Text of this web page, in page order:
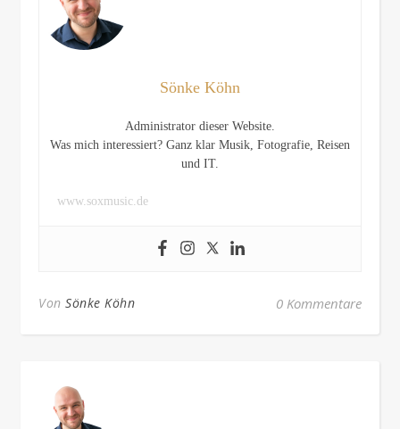
Sönke Köhn
Administrator dieser Website.
Was mich interessiert? Ganz klar Musik, Fotografie, Reisen
und IT.
www.soxmusic.de
Von Sönke Köhn 0 Kommentare